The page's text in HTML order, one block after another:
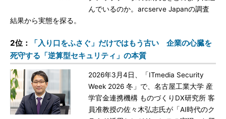
んでいるのか。arcserve Japanの調査
結果から実態を探る。
2位：
「入り口をふさぐ」だけではもう古い 企業の心臓を
死守する「逆算型セキュリティ」の本質
2026年3月4日、「ITmedia Security
Week 2026 冬」で、名古屋工業大学 産
学官金連携機構 ものづくりDX研究所 客
員准教授の佐々木弘志氏が「AI時代のク